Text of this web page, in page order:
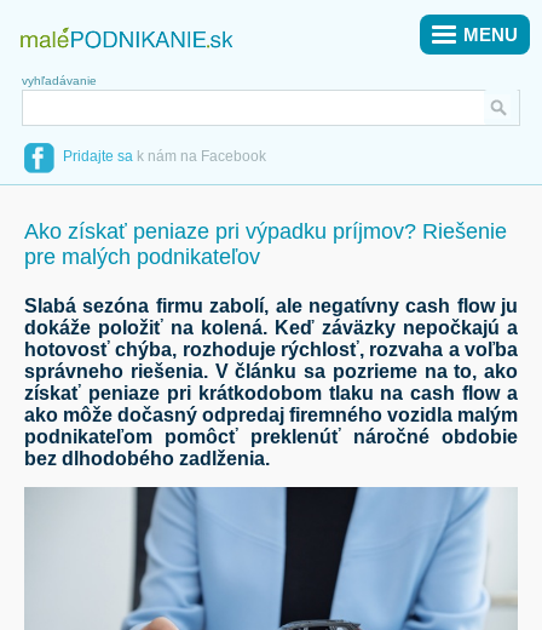
vyhľadávanie
Pridajte sa k nám na Facebook
MENU
Ako získať peniaze pri výpadku príjmov? Riešenie
pre malých podnikateľov
Slabá sezóna firmu zabolí, ale negatívny cash flow ju
dokáže položiť na kolená. Keď záväzky nepočkajú a
hotovosť chýba, rozhoduje rýchlosť, rozvaha a voľba
správneho riešenia. V článku sa pozrieme na to, ako
získať peniaze pri krátkodobom tlaku na cash flow a
ako môže dočasný odpredaj firemného vozidla malým
podnikateľom pomôcť preklenúť náročné obdobie
bez dlhodobého zadlženia.